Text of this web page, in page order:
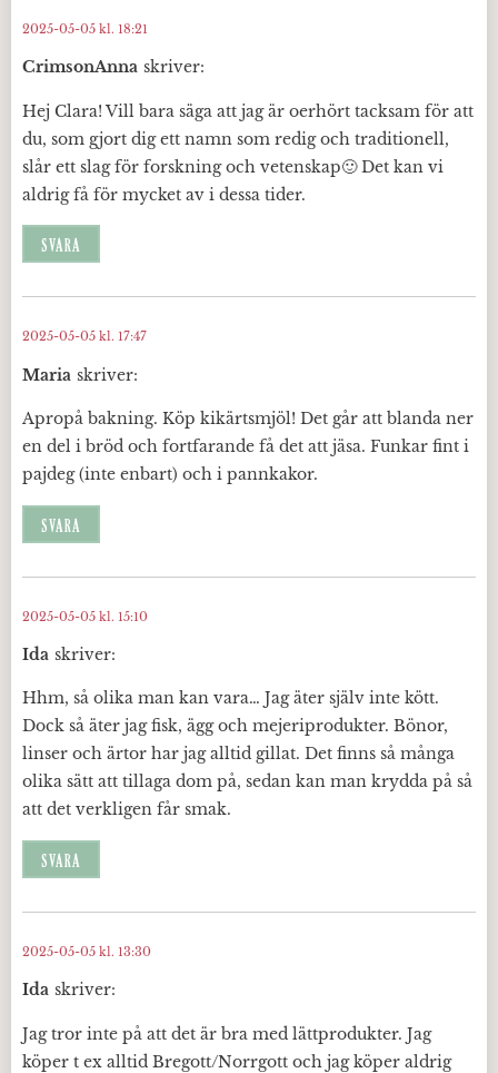
CrimsonAnna skriver:
2025-05-05 kl. 18:21
Hej Clara! Vill bara säga att jag är oerhört tacksam för att
du, som gjort dig ett namn som redig och traditionell,
slår ett slag för forskning och vetenskap🙂 Det kan vi
aldrig få för mycket av i dessa tider.
SVARA
Maria skriver:
2025-05-05 kl. 17:47
Apropå bakning. Köp kikärtsmjöl! Det går att blanda ner
en del i bröd och fortfarande få det att jäsa. Funkar fint i
pajdeg (inte enbart) och i pannkakor.
SVARA
Ida skriver:
2025-05-05 kl. 15:10
Hhm, så olika man kan vara… Jag äter själv inte kött.
Dock så äter jag fisk, ägg och mejeriprodukter. Bönor,
linser och ärtor har jag alltid gillat. Det finns så många
olika sätt att tillaga dom på, sedan kan man krydda på så
att det verkligen får smak.
SVARA
Ida skriver:
2025-05-05 kl. 13:30
Jag tror inte på att det är bra med lättprodukter. Jag
köper t ex alltid Bregott/Norrgott och jag köper aldrig